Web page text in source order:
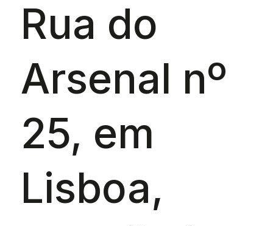
Rua do
Arsenal nº
25, em
Lisboa,